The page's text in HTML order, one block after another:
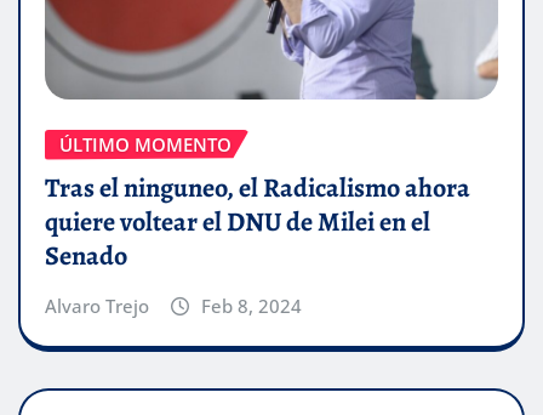
ÚLTIMO MOMENTO
Tras el ninguneo, el Radicalismo ahora
quiere voltear el DNU de Milei en el
Senado
Alvaro Trejo Feb 8, 2024